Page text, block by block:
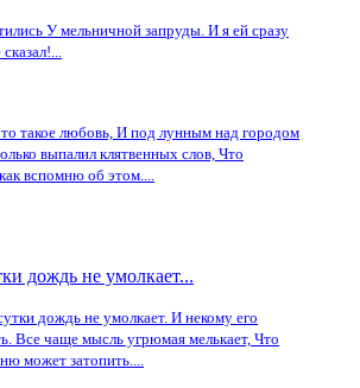
У мельничной запруды. И я ей сразу
такое любовь, И под лунным над городом
выпалил клятвенных слов, Что
вспомню об этом....
дождь не умолкает...
дождь не умолкает. И некому его
Все чаще мысль угрюмая мелькает, Что
может затопить....